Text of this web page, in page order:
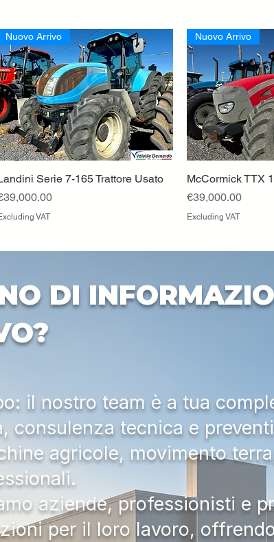
Quick View
Nuovo Arrivo
Serie 7-165 Trattore Usato
VAT
Nuovo Arrivo
McCormick TTX
Price
€39,000.00
Excluding VAT
DI
il nostro team è a tua
consulenza tecnica e
agricole, movimento
aziende, professionisti e
per il loro lavoro,